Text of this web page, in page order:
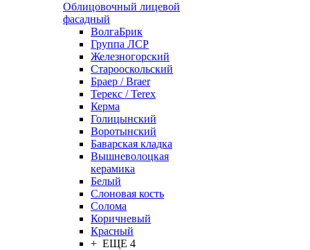
Облицовочный лицевой
фасадный
ВолгаБрик
Группа ЛСР
Железногорский
Старооскольский
Браер / Braer
Терекс / Terex
Керма
Голицынский
Воротынский
Баварская кладка
Вышневолоцкая
керамика
Белый
Слоновая кость
Солома
Коричневый
Красный
+ ЕЩЕ 4